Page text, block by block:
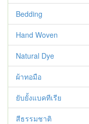
Bedding
Hand Woven
Natural Dye
ผ้าทอมือ
ยับยั้งแบคทีเรีย
สีธรรมชาติ